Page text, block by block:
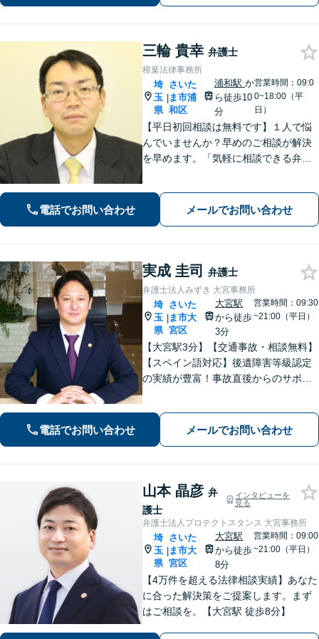
川駅6分】【オンライン相談OK】
三輪 貴幸 弁護士
樟葉法律事務所
埼
玉
県
|
さいた
ま市浦
和区
浦和駅 か
ら徒歩10
分
営業時間：09:0
0~18:00（平
日）
【平日初回相談は無料です】１人で悩
んでいませんか？早めのご相談が解決
を早めます。「気軽に相談できる弁護
かした迅速な行動力でサポートしま
す。まずはお気軽にご相談ください。
電話でお問い合わせ メールでお問い合わせ
実成 圭司 弁護士
弁護士法人みずき 大宮事務所
埼
玉
県
|
さいた
ま市大
宮区
大宮駅
から徒歩
3分
営業時間：09:30
~21:00（平日）
【大宮駅3分】【交通事故・相談無料】
【スペイン語対応】後遺障害等級認定
の実績が豊富！事故直後からのサポー
実績あり」最適な債務整理手段をご提
案【分割・後払い応相談】
電話でお問い合わせ メールでお問い合わせ
山本 晶彦 弁
護士
インタビューを
見る
弁護士法人プロテクトスタンス 大宮事務所
埼
玉
県
|
さいた
ま市大
宮区
大宮駅
から徒歩
8分
営業時間：09:00
~21:00（平日）
【4万件を超える法律相談実績】あなた
に合った解決策をご提案します。まず
はご相談を。【大宮駅 徒歩8分】